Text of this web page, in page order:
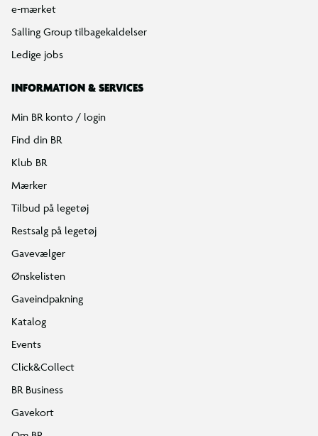
e-mærket
Salling Group tilbagekaldelser
Ledige jobs
INFORMATION & SERVICES
Min BR konto / login
Find din BR
Klub BR
Mærker
Tilbud på legetøj
Restsalg på legetøj
Gavevælger
Ønskelisten
Gaveindpakning
Katalog
Events
Click&Collect
BR Business
Gavekort